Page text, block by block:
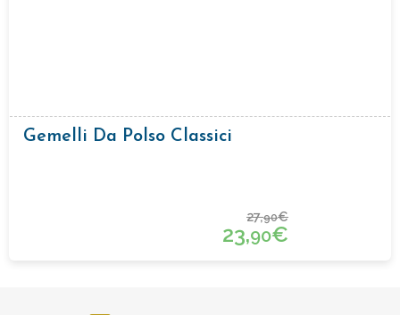
Gemelli Da Polso Classici
27,90€
23,90€